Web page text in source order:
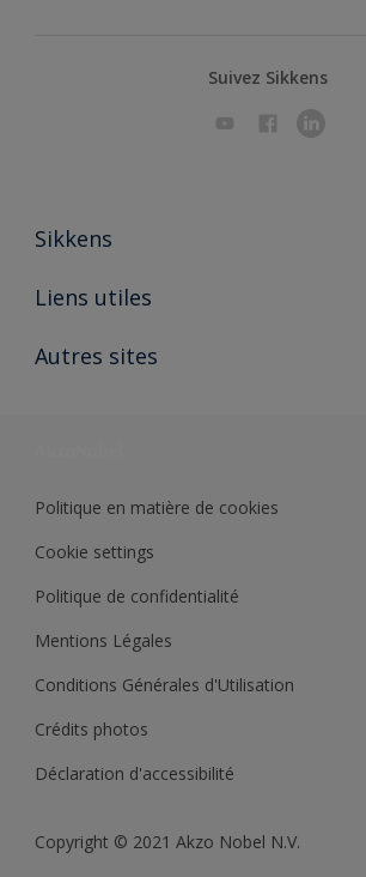
Suivez Sikkens
Sikkens
A propos de Sikkens
Liens utiles
Ouvrir un magasin PASS
Autres sites
Politique en matière de cookies
Cookie settings
Politique de confidentialité
Mentions Légales
Conditions Générales d'Utilisation
Crédits photos
Déclaration d'accessibilité
Copyright © 2021 Akzo Nobel N.V.